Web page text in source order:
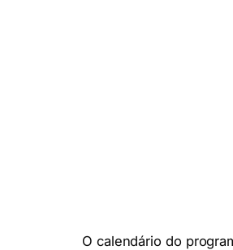
O calendário do